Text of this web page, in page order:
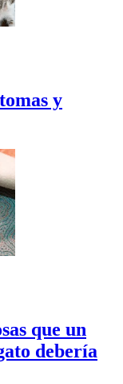
y
que un
debería